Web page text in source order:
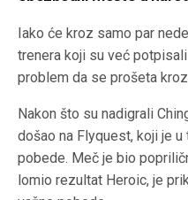
Iako će kroz samo par
trenera koji su već
problem da se prošeta
Nakon što su nadigrali
došao na Flyquest, koji je
pobede. Meč je bio
lomio rezultat Heroic, je